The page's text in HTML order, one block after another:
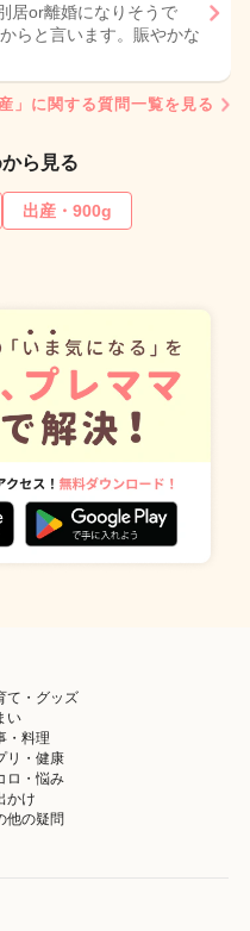
居or離婚になりそうで
らと言います。賑やかな
産」に関する質問一覧を見る
ら見る
出産・900g
て・グッズ
い
・料理
リ・健康
ロ・悩み
かけ
他の疑問